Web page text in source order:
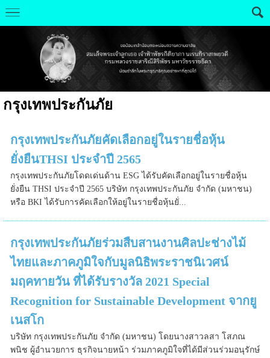
กรุงเทพประกันภัย
กรุงเทพประกันภัยคัดเลือกอยู่ในรายชื่อหุ้น
ยั่งยืนTHSI ประจำปี 2565
กรุงเทพประกันภัยโดดเด่นด้าน ESG ได้รับคัดเลือกอยู่ในรายชื่อหุ้น
ยั่งยืน THSI ประจำปี 2565 บริษัท กรุงเทพประกันภัย จำกัด (มหาชน)
หรือ BKI ได้รับการคัดเลือกให้อยู่ในรายชื่อหุ้นยั่...
กรุงเทพประกันภัยร่วมสืบสานงานศิลปะช่างไม้
ไทยและภาคภูมิใจกับมูลนิธิพระราชนิเวศน์
มฤคทายวัน ที่ได้รับรางวัล 2021 Special
Recognition for Sustainable Development จากยู
เนสโก
บริษัท กรุงเทพประกันภัย จำกัด (มหาชน) โดยนางสาวลสา โสภณ
พนิช ผู้อำนวยการ ธุรกิจนายหน้า ร่วมภาคภูมิใจที่ได้มีส่วนร่วมอนุรักษ์